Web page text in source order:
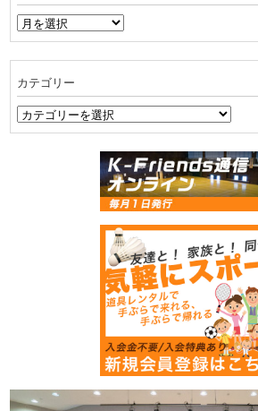
ア
ー
ブ
カテゴリー
カ
テ